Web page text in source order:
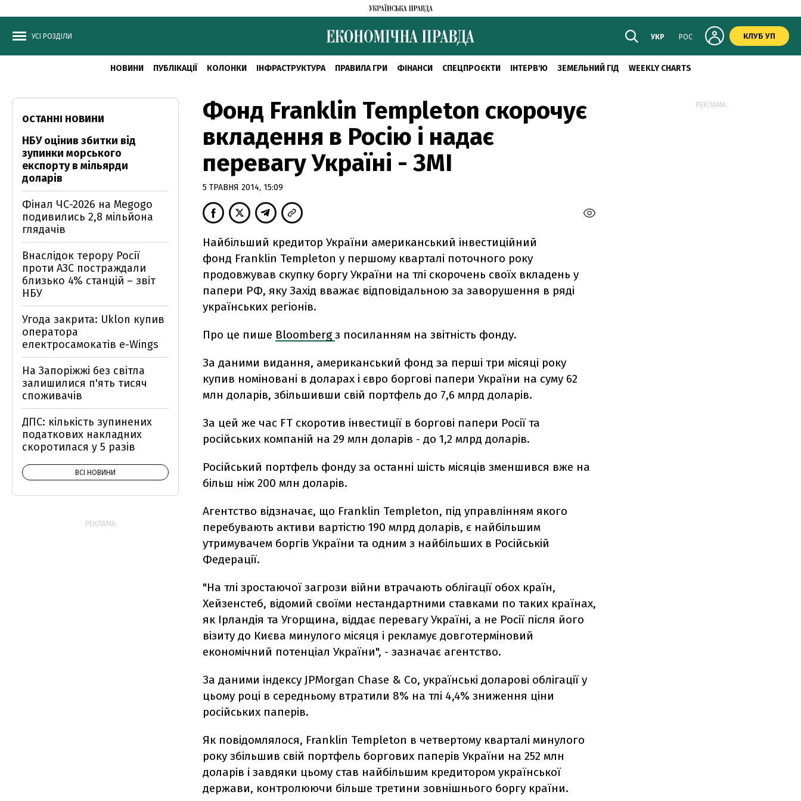
УСІ РОЗДІЛИ УКР РОС КЛУБ УП
НОВИНИ ПУБЛІКАЦІЇ КОЛОНКИ ІНФРАСТРУКТУРА ПРАВИЛА ГРИ ФІНАНСИ СПЕЦПРОЄКТИ ІНТЕРВ'Ю ЗЕМЕЛЬНИЙ ГІД WEEKLY CHARTS
Фонд Franklin Templeton скорочує
вкладення в Росію і надає
перевагу Україні - ЗМІ
5 ТРАВНЯ 2014, 15:09
Найбільший кредитор України американський інвестиційний
фонд Franklin Templeton у першому кварталі поточного року
продовжував скупку боргу України на тлі скорочень своїх вкладень у
папери РФ, яку Захід вважає відповідальною за заворушення в ряді
українських регіонів.
Про це пише Bloombergз посиланням на звітність фонду.
За даними видання, американський фонд за перші три місяці року
купив номіновані в доларах і євро боргові папери України на суму 62
млн доларів, збільшивши свій портфель до 7,6 млрд доларів.
За цей же час FT скоротив інвестиції в боргові папери Росії та
російських компаній на 29 млн доларів - до 1,2 млрд доларів.
Російський портфель фонду за останні шість місяців зменшився вже на
більш ніж 200 млн доларів.
Агентство відзначає, що Franklin Templeton, під управлінням якого
перебувають активи вартістю 190 млрд доларів, є найбільшим
утримувачем боргів України та одним з найбільших в Російській
Федерації.
"На тлі зростаючої загрози війни втрачають облігації обох країн,
Хейзенстеб, відомий своїми нестандартними ставками по таких країнах,
як Ірландія та Угорщина, віддає перевагу Україні, а не Росії після його
візиту до Києва минулого місяця і рекламує довготерміновий
економічний потенціал України", - зазначає агентство.
За даними індексу JPMorgan Chase & Co, українські доларові облігації у
цьому році в середньому втратили 8% на тлі 4,4% зниження ціни
російських паперів.
Як повідомлялося, Franklin Templeton в четвертому кварталі минулого
року збільшив свій портфель боргових паперів України на 252 млн
доларів і завдяки цьому став найбільшим кредитором української
держави, контролюючи більше третини зовнішнього боргу країни.
ОСТАННІ НОВИНИ
НБУ оцінив збитки від
зупинки морського
експорту в мільярди
доларів
Фінал ЧС-2026 на Megogo
подивились 2,8 мільйона
глядачів
Внаслідок терору Росії
проти АЗС постраждали
близько 4% станцій – звіт
НБУ
Угода закрита: Uklon купив
оператора
електросамокатів e-Wings
На Запоріжжі без світла
залишилися п'ять тисяч
споживачів
ДПС: кількість зупинених
податкових накладних
скоротилася у 5 разів
ВСІ НОВИНИ
РЕКЛАМА:
РЕКЛАМА: